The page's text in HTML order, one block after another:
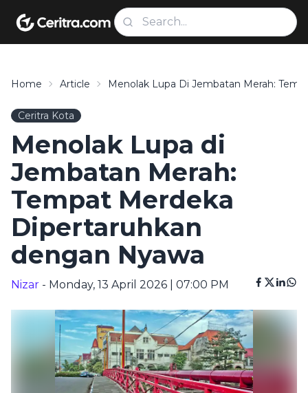
Home Article Menolak Lupa Di Jembatan Merah:
Ceritra Kota
Menolak Lupa di
Jembatan Merah:
Tempat Merdeka
Dipertaruhkan
dengan Nyawa
Nizar - Monday, 13 April 2026 | 07:00 PM